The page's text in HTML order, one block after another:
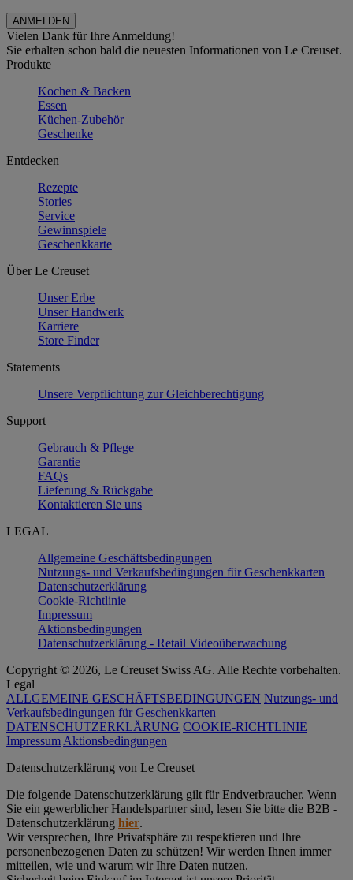
Vielen Dank für Ihre Anmeldung!
Sie erhalten schon bald die neuesten Informationen von Le Creuset.
Produkte
Kochen & Backen
Essen
Küchen-Zubehör
Geschenke
Entdecken
Rezepte
Stories
Service
Gewinnspiele
Geschenkkarte
Über Le Creuset
Unser Erbe
Unser Handwerk
Karriere
Store Finder
Statements
Unsere Verpflichtung zur Gleichberechtigung
Support
Gebrauch & Pflege
Garantie
FAQs
Lieferung & Rückgabe
Kontaktieren Sie uns
LEGAL
Allgemeine Geschäftsbedingungen
Nutzungs- und Verkaufsbedingungen für Geschenkkarten
Datenschutzerklärung
Cookie-Richtlinie
Impressum
Aktionsbedingungen
Datenschutzerklärung - Retail Videoüberwachung
Copyright © 2026, Le Creuset Swiss AG. Alle Rechte vorbehalten.
Legal
ALLGEMEINE GESCHÄFTSBEDINGUNGEN Nutzungs- und
Verkaufsbedingungen für Geschenkkarten
DATENSCHUTZERKLÄRUNG COOKIE-RICHTLINIE
Impressum Aktionsbedingungen
Datenschutz­erklärung von Le Creuset
Die folgende Datenschutzerklärung gilt für Endverbraucher. Wenn
Sie ein gewerblicher Handelspartner sind, lesen Sie bitte die B2B -
Datenschutzerklärung hier.
Wir versprechen, Ihre Privatsphäre zu respektieren und Ihre
personenbezogenen Daten zu schützen! Wir werden Ihnen immer
mitteilen, wie und warum wir Ihre Daten nutzen.